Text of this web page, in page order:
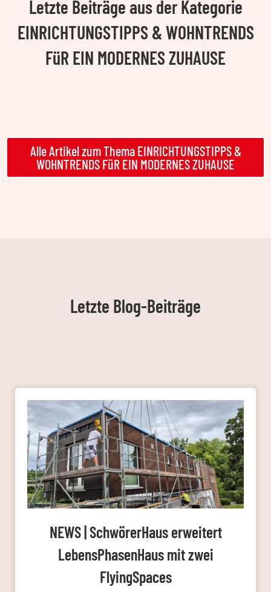
Letzte Beiträge aus der Kategorie
EINRICHTUNGSTIPPS & WOHNTRENDS
FüR EIN MODERNES ZUHAUSE
Alle Artikel zum Thema EINRICHTUNGSTIPPS &
WOHNTRENDS FüR EIN MODERNES ZUHAUSE
Letzte Blog-Beiträge
NEWS | SchwörerHaus erweitert
LebensPhasenHaus mit zwei
FlyingSpaces